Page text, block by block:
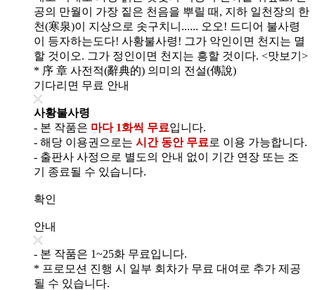
공의 만월이 가장 짙은 천음을 뿌릴 때, 지하 일천장의 한
천(寒泉)이 지상으로 솟구치니...... 오오! 드디어 불사령
이 등자하는도다! 사황불사령! 그가 악인이면 천지는 멸
할 것이오. 그가 정인이면 천지는 흥할 것이다. <맛보기>
* 序 章 사전적(辭典的) 의미의 전설(傳說)
기다리면 무료 안내
사황불사령
- 본 작품은 마다 1화씩 무료입니다.
- 해당 이용권으로는 시간 동안 무료 로 이용 가능합니다.
- 출판사 사정으로 별도의 안내 없이 기간 연장 또는 조
기 종료될 수 있습니다.
확인
안내
- 본 작품은 1~25화 무료입니다.
* 프로모션 진행 시 일부 회차가 무료 대여로 추가 제공
될 수 있습니다.